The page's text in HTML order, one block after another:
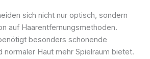
sich nicht nur optisch, sondern
auf Haarentfernungsmethoden.
besonders schonende
normaler Haut mehr Spielraum bietet.